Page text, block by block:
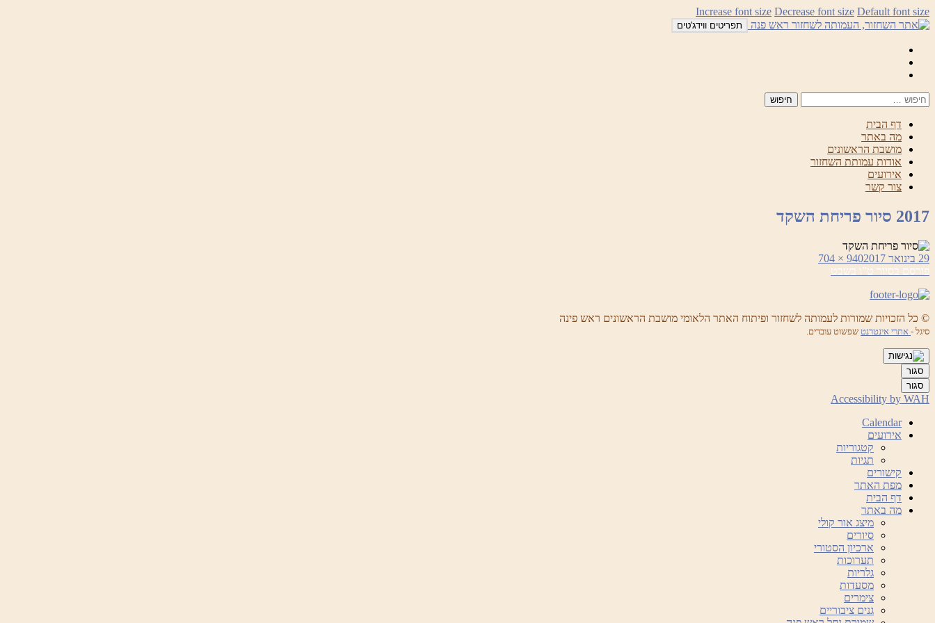
לדלג
לתוכן
Increase font size Decrease font size Default font size
תפריטים ווידג'טים
דף הבית
מה באתר
מושבת הראשונים
אודות עמותת השחזור
אירועים
צור קשר
2017 סיור פריחת השקד
פורסם
בתאריך
29 בינואר 2017
מסך
מלא
940 × 704
ניווט
פורסם בסיור ט”ו בשבט
© כל הזכויות שמורות לעמותה לשחזור ופיתוח האתר הלאומי מושבת הראשונים ראש פינה
סיגל - אתרי אינטרנט שפשוט עובדים.
סגור
סגור
Accessibility by WAH
Calendar
אירועים
קטגוריות
תגיות
קישורים
מפת האתר
דף הבית
מה באתר
מיצג אור קולי
סיורים
ארכיון הסטורי
תערוכות
גלריות
מסעדות
צימרים
גנים ציבוריים